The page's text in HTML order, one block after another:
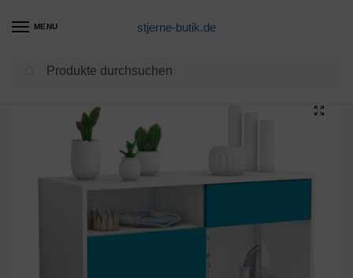
MENU stjerne-butik.de
Unkategorisiert / Lowboard Alecia, Türkis (92x49x35cm)